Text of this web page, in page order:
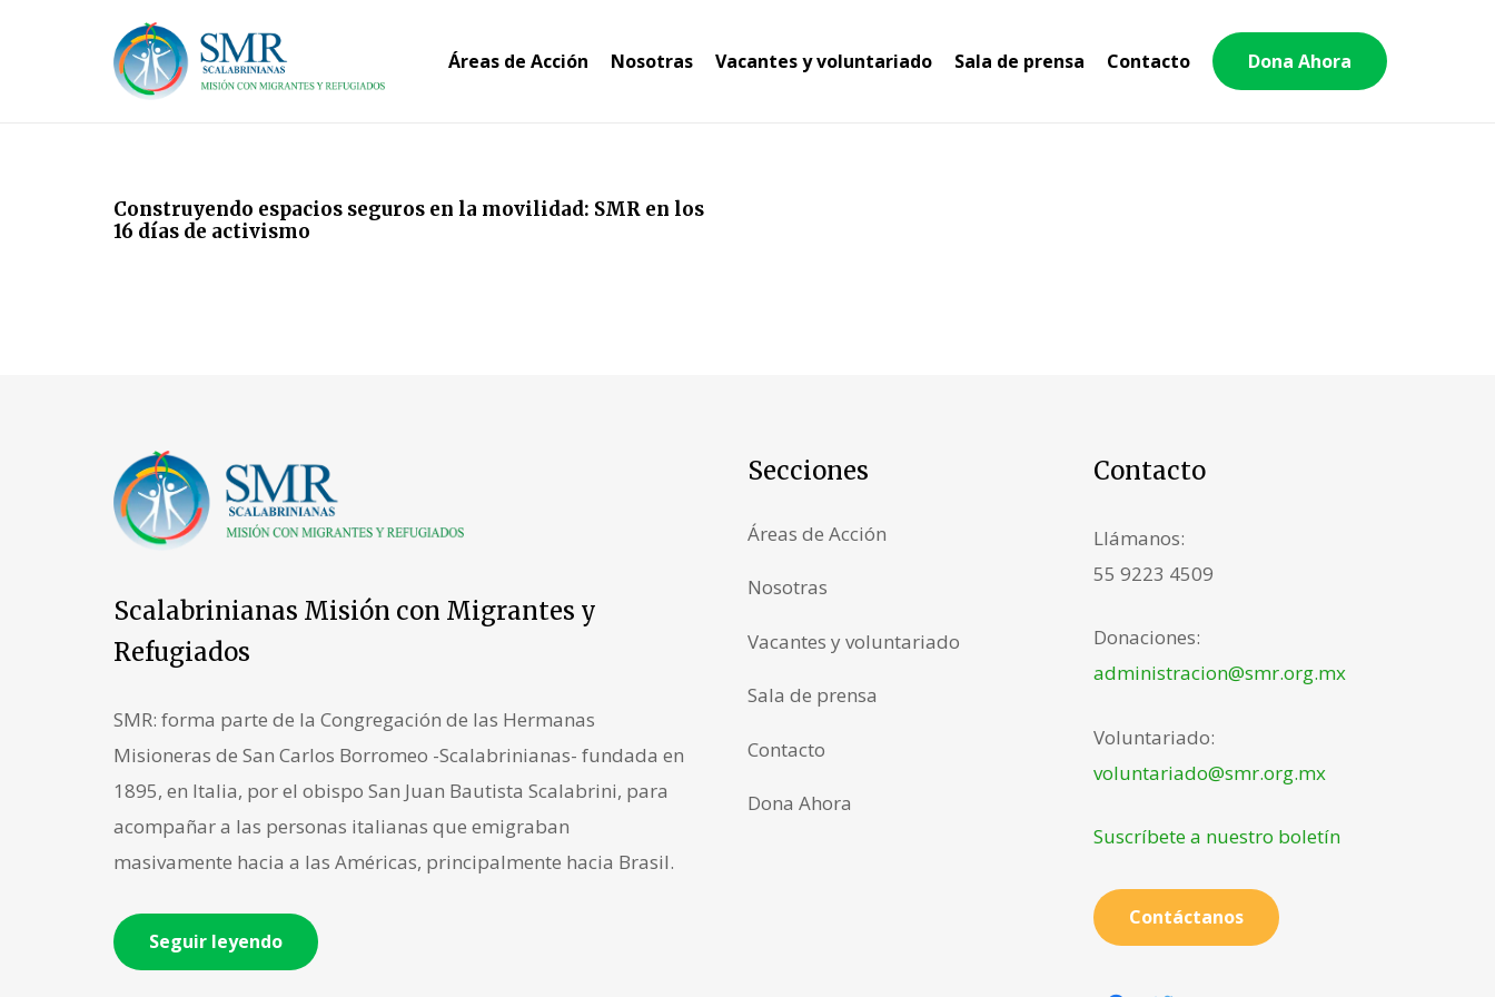
Áreas de Acción Nosotras Vacantes y voluntariado Sala de prensa Contacto Dona Ahora
Construyendo espacios seguros en la movilidad: SMR en los
16 días de activismo
Scalabrinianas Misión con Migrantes y
Refugiados
SMR: forma parte de la Congregación de las Hermanas
Misioneras de San Carlos Borromeo -Scalabrinianas- fundada en
1895, en Italia, por el obispo San Juan Bautista Scalabrini, para
acompañar a las personas italianas que emigraban
masivamente hacia a las Américas, principalmente hacia Brasil.
Seguir leyendo
Secciones
Áreas de Acción
Nosotras
Vacantes y voluntariado
Sala de prensa
Contacto
Dona Ahora
Contacto
Llámanos:
55 9223 4509
Donaciones:
administracion@smr.org.mx
Voluntariado:
voluntariado@smr.org.mx
Suscríbete a nuestro boletín
Contáctanos